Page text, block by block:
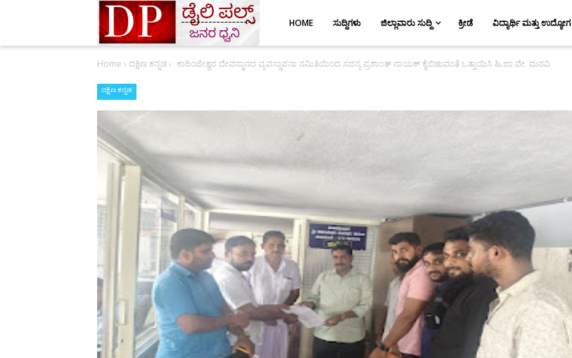
HOME ಸುದ್ದಿಗಳು ಜಿಲ್ಲಾವಾರು ಸುದ್ದಿ ಕ್ರೀಡೆ ವಿದ್ಯಾರ್ಥಿ ಮತ್ತು ಉದ್ಯೋಗ
Home › ದಕ್ಷಿಣ ಕನ್ನಡ› ಕಾರಿಂಜೇಶ್ವರ ದೇವಸ್ಥಾನದ ವ್ಯವಸ್ಥಾಪನಾ ಸಮಿತಿಯಿಂದ ಸದಸ್ಯ ಪ್ರಶಾಂತ್ ನಾಯಕ್ ಕೈಬಿಡುವಂತೆ ಒತ್ತಾಯಿಸಿ ಹಿ.ಜಾ.ವೇ. ಮನವಿ
ದಕ್ಷಿಣ ಕನ್ನಡ